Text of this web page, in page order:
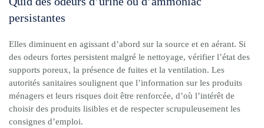
persistantes
Elles diminuent en agissant d’abord sur la source et en aérant. Si
des odeurs fortes persistent malgré le nettoyage, vérifier l’état des
supports poreux, la présence de fuites et la ventilation. Les
autorités sanitaires soulignent que l’information sur les produits
ménagers et leurs risques doit être renforcée, d’où l’intérêt de
choisir des produits lisibles et de respecter scrupuleusement les
consignes d’emploi.